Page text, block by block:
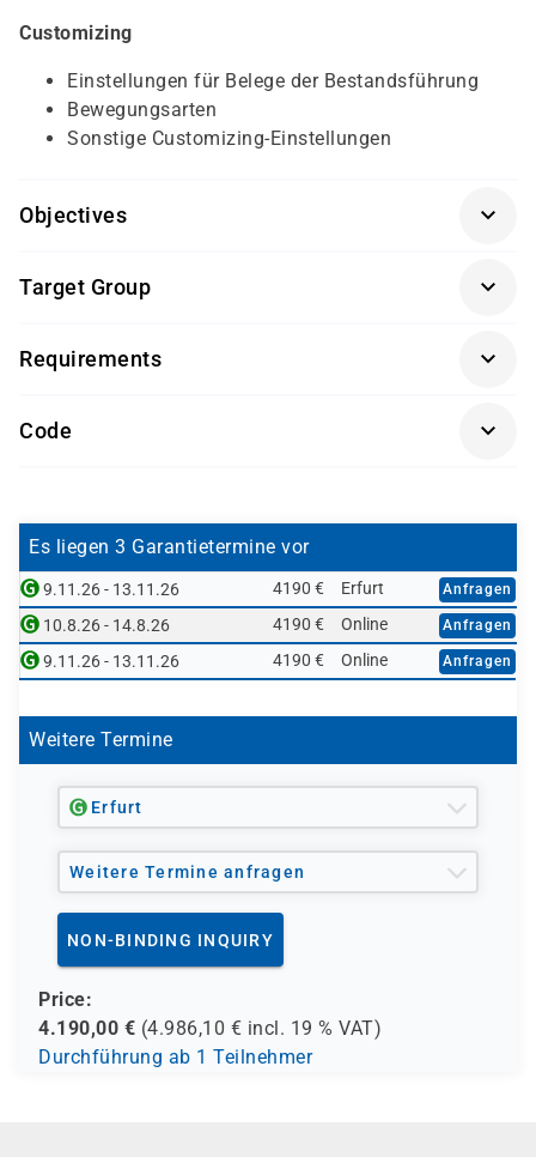
Customizing
Einstellungen für Belege der Bestandsführung
Bewegungsarten
Sonstige Customizing-Einstellungen
Objectives
Target Group
Materialwirtschaft (MM)
Requirements
Code
Es liegen 3 Garantietermine vor
9.11.26 - 13.11.26 4190 € Erfurt Anfragen
10.8.26 - 14.8.26 4190 € Online Anfragen
9.11.26 - 13.11.26 4190 € Online Anfragen
Weitere Termine
Erfurt
Weitere Termine anfragen
NON-BINDING INQUIRY
Price:
4.190,00 € (4.986,10 € incl. 19 % VAT)
Durchführung ab 1 Teilnehmer